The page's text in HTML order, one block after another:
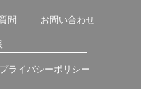
問 お問い合わせ
プライバシーポリシー